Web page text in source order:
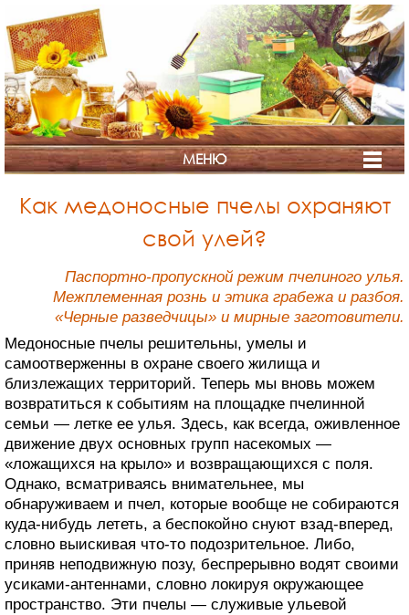
СТРАНА
МЁДА
МЕНЮ
Как медоносные пчелы охраняют
свой улей?
Паспортно-пропускной режим пчелиного улья.
Межплеменная рознь и этика грабежа и разбоя.
«Черные разведчицы» и мирные заготовители.
Медоносные пчелы решительны, умелы и
самоотверженны в охране своего жилища и
близлежащих территорий. Теперь мы вновь можем
возвратиться к событиям на площадке пчелинной
семьи — летке ее улья. Здесь, как всегда, оживленное
движение двух основных групп насекомых —
«ложащихся на крыло» и возвращающихся с поля.
Однако, всматриваясь внимательнее, мы
обнаруживаем и пчел, которые вообще не собираются
куда-нибудь лететь, а беспокойно снуют взад-вперед,
словно выискивая что-то подозрительное. Либо,
приняв неподвижную позу, беспрерывно водят своими
усиками-антеннами, словно локируя окружающее
пространство. Эти пчелы — служивые ульевой